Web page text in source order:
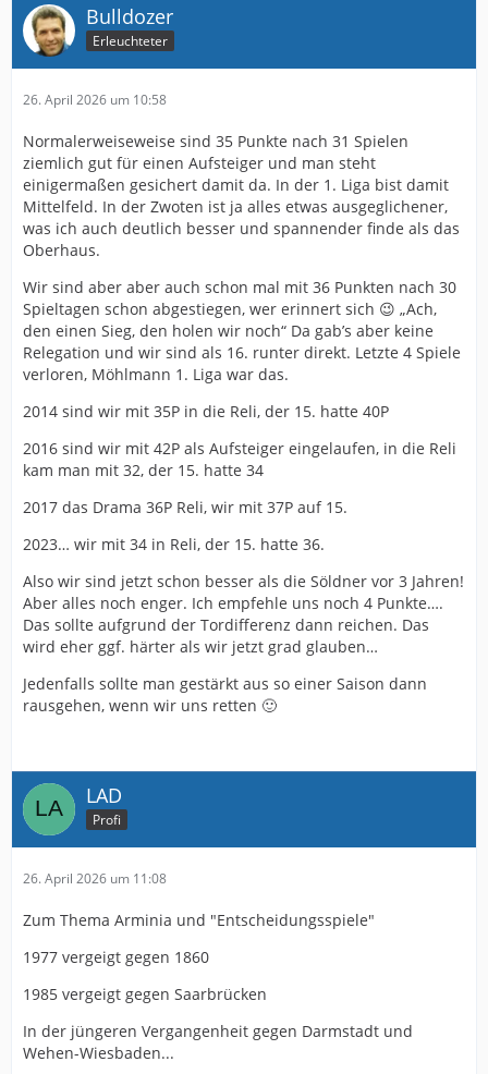
Bulldozer
Erleuchteter
26. April 2026 um 10:58
Normalerweiseweise sind 35 Punkte nach 31 Spielen
ziemlich gut für einen Aufsteiger und man steht
einigermaßen gesichert damit da. In der 1. Liga bist damit
Mittelfeld. In der Zwoten ist ja alles etwas ausgeglichener,
was ich auch deutlich besser und spannender finde als das
Oberhaus.
Wir sind aber aber auch schon mal mit 36 Punkten nach 30
Spieltagen schon abgestiegen, wer erinnert sich 😉 „Ach,
den einen Sieg, den holen wir noch“ Da gab’s aber keine
Relegation und wir sind als 16. runter direkt. Letzte 4 Spiele
verloren, Möhlmann 1. Liga war das.
2014 sind wir mit 35P in die Reli, der 15. hatte 40P
2016 sind wir mit 42P als Aufsteiger eingelaufen, in die Reli
kam man mit 32, der 15. hatte 34
2017 das Drama 36P Reli, wir mit 37P auf 15.
2023… wir mit 34 in Reli, der 15. hatte 36.
Also wir sind jetzt schon besser als die Söldner vor 3 Jahren!
Aber alles noch enger. Ich empfehle uns noch 4 Punkte….
Das sollte aufgrund der Tordifferenz dann reichen. Das
wird eher ggf. härter als wir jetzt grad glauben…
Jedenfalls sollte man gestärkt aus so einer Saison dann
rausgehen, wenn wir uns retten 🙂
LAD
Profi
26. April 2026 um 11:08
Zum Thema Arminia und "Entscheidungsspiele"
1977 vergeigt gegen 1860
1985 vergeigt gegen Saarbrücken
In der jüngeren Vergangenheit gegen Darmstadt und
Wehen-Wiesbaden...